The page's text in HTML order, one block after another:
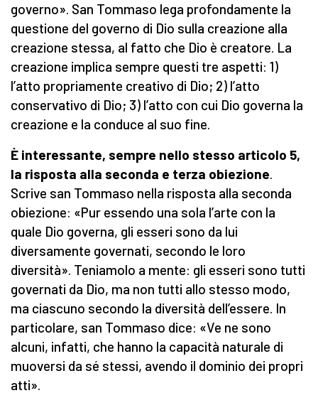
governo». San Tommaso lega profondamente la
questione del governo di Dio sulla creazione alla
creazione stessa, al fatto che Dio è creatore. La
creazione implica sempre questi tre aspetti: 1)
l’atto propriamente creativo di Dio; 2) l’atto
conservativo di Dio; 3) l’atto con cui Dio governa la
creazione e la conduce al suo fine.
È interessante, sempre nello stesso articolo 5,
la risposta alla seconda e terza obiezione.
Scrive san Tommaso nella risposta alla seconda
obiezione: «Pur essendo una sola l’arte con la
quale Dio governa, gli esseri sono da lui
diversamente governati, secondo le loro
diversità». Teniamolo a mente: gli esseri sono tutti
governati da Dio, ma non tutti allo stesso modo,
ma ciascuno secondo la diversità dell’essere. In
particolare, san Tommaso dice: «Ve ne sono
alcuni, infatti, che hanno la capacità naturale di
muoversi da sé stessi, avendo il dominio dei propri
atti».